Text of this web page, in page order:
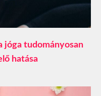
tudományosan
hatása